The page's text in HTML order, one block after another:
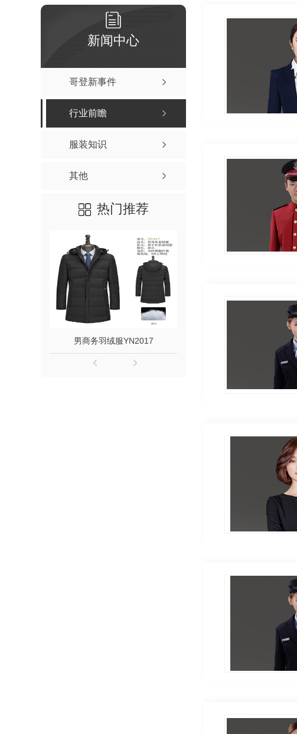
新闻中心
哥登新事件
行业前瞻
服装知识
其他
热门推荐
男商务羽绒服YN2017 女中长款羽绒服